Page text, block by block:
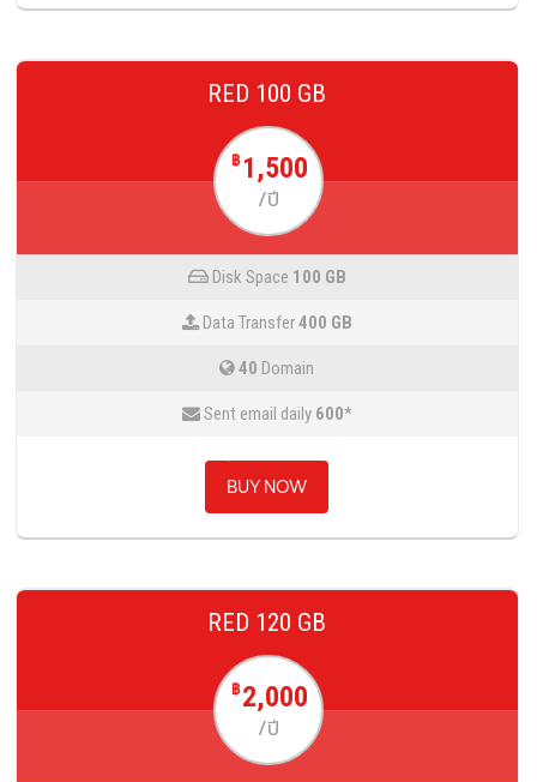
RED 100 GB
฿ 1,500
/ปี
Disk Space 100 GB
Data Transfer400 GB
40 Domain
Sent email daily 600*
BUY NOW
RED 120 GB
฿ 2,000
/ปี